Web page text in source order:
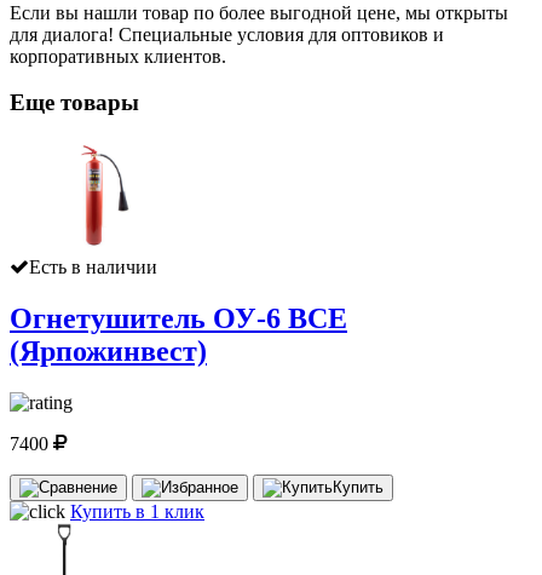
Если вы нашли товар по более выгодной цене, мы открыты
для диалога! Специальные условия для оптовиков и
корпоративных клиентов.
Еще товары
Есть в наличии
Огнетушитель ОУ-6 ВСЕ
(Ярпожинвест)
7400
Купить
Купить в 1 клик